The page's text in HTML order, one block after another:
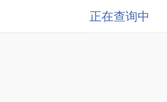
正在查询中